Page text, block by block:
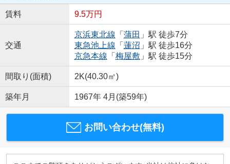
賃料 9.5万円
交通
京浜東北線 「 蒲田 」駅 徒歩7分
東急池上線 「 蓮沼 」駅 徒歩16分
京急本線 「 梅屋敷 」駅 徒歩15分
間取り(面積) 2K(40.30㎡)
築年月 1967年 4月(築59年)
お問い合わせ(無料)